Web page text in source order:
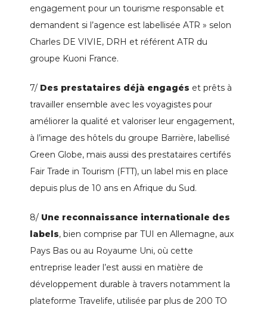
engagement pour un tourisme responsable et
demandent si l’agence est labellisée ATR » selon
Charles DE VIVIE, DRH et référent ATR du
groupe Kuoni France.
7/ Des prestataires déjà engagés et prêts à
travailler ensemble avec les voyagistes pour
améliorer la qualité et valoriser leur engagement,
à l’image des hôtels du groupe Barrière, labellisé
Green Globe, mais aussi des prestataires certifés
Fair Trade in Tourism (FTT), un label mis en place
depuis plus de 10 ans en Afrique du Sud.
8/ Une reconnaissance internationale des
labels, bien comprise par TUI en Allemagne, aux
Pays Bas ou au Royaume Uni, où cette
entreprise leader l’est aussi en matière de
développement durable à travers notamment la
plateforme Travelife, utilisée par plus de 200 TO